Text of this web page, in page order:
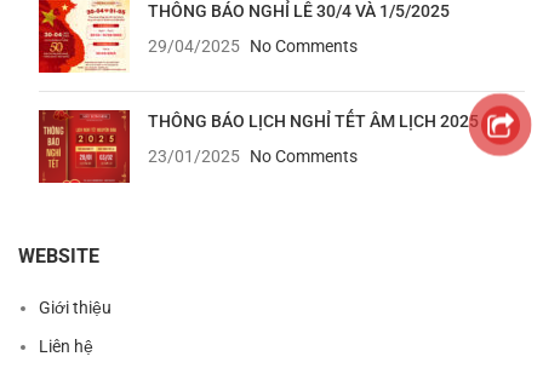
THÔNG BÁO NGHỈ LỄ 30/4 VÀ 1/5/2025
29/04/2025 No Comments
THÔNG BÁO LỊCH NGHỈ TẾT ÂM LỊCH 2025
23/01/2025 No Comments
WEBSITE
Giới thiệu
Liên hệ